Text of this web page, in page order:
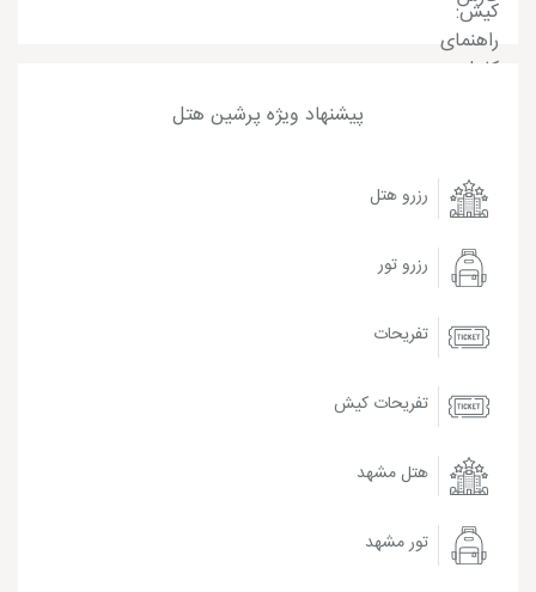
پیشنهاد ویژه پرشین هتل
رزرو هتل
رزرو تور
تفریحات
تفریحات کیش
هتل مشهد
تور مشهد